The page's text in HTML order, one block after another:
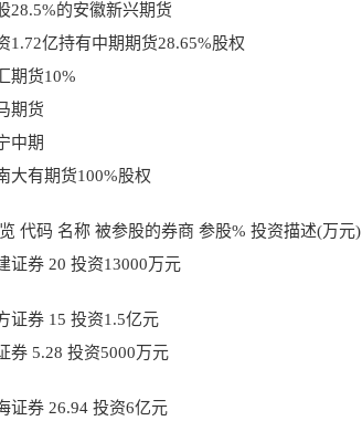
28.5%的安徽新兴期货
1.72亿持有中期期货28.65%股权
期货10%
期货
中期
大有期货100%股权
代码 名称 被参股的券商 参股% 投资描述(万元)
证券 20 投资13000万元
证券 15 投资1.5亿元
券 5.28 投资5000万元
证券 26.94 投资6亿元